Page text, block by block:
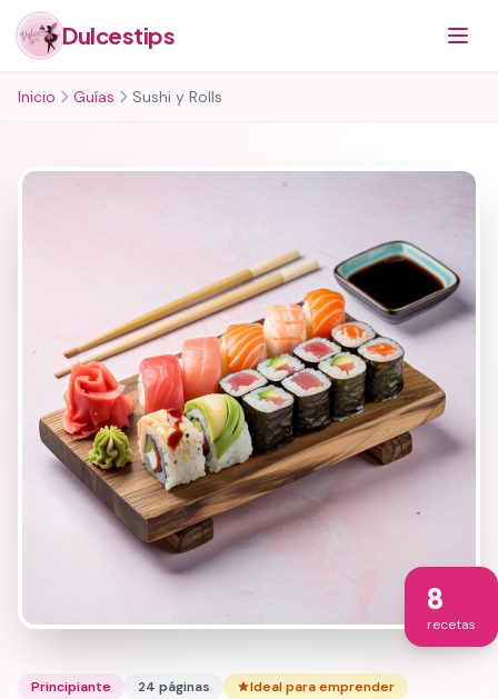
Dulcestips
Inicio Guías Sushi y Rolls
8
recetas
Principiante 24 páginas Ideal para emprender